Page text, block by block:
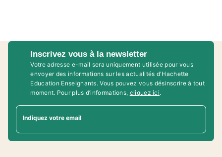
Inscrivez vous à la newsletter
Votre adresse e-mail sera uniquement utilisée pour vous
envoyer des informations sur les actualités d'Hachette
Education Enseignants. Vous pouvez vous désinscrire à tout
moment. Pour plus d’informations, cliquez ici.
Indiquez votre email